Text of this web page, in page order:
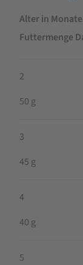
Alter in
Futtermenge
2
50 g
3
45 g
4
40 g
5